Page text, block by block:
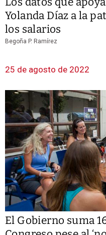
Yolanda Díaz a la
los salarios
Begoña P. Ramírez
25 de agosto de 2022
El Gobierno suma